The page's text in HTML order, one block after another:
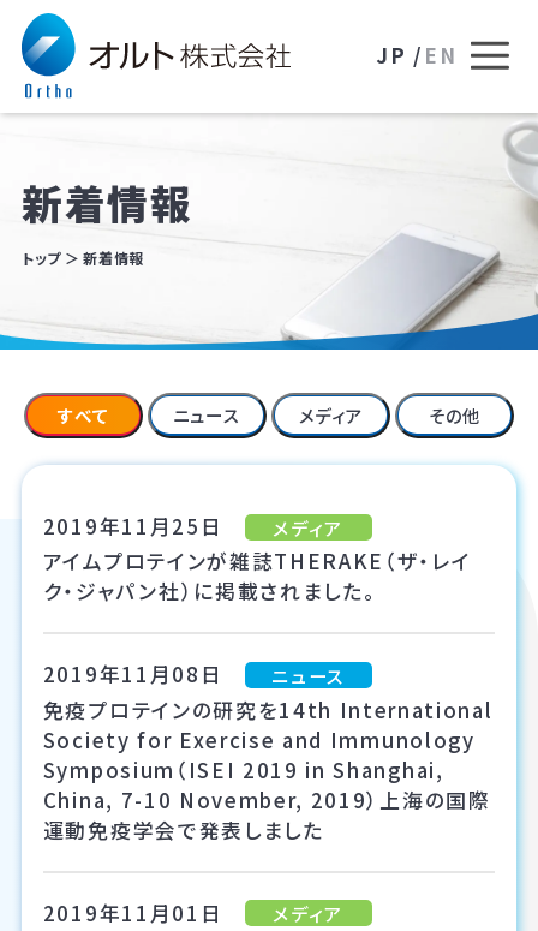
JP / EN
新着情報
トップ 新着情報
すべて ニュース メディア その他
2019年11月25日 メディア
アイムプロテインが雑誌THERAKE（ザ・レイ
ク・ジャパン社）に掲載されました。
2019年11月08日 ニュース
免疫プロテインの研究を14th International
Society for Exercise and Immunology
Symposium（ISEI 2019 in Shanghai,
China, 7-10 November, 2019）上海の国際
運動免疫学会で発表しました
2019年11月01日 メディア